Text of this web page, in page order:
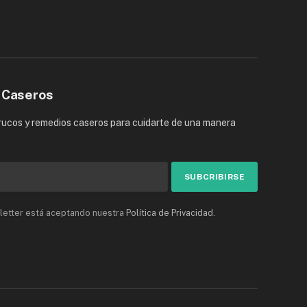
y remedios caseros para cuidarte de una manera
está aceptando nuestra Política de Privacidad .